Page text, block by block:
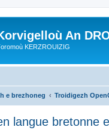
An
KERZROUIZIG
e brezhoneg Troidigezh
langue bretonne